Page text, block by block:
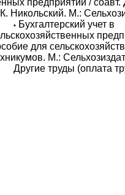
Никольский. М.:
• Бухгалтерский учет в
для
М.:
Другие труды (оплата